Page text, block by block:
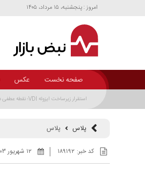
امروز : پنجشنبه، ۱۵ مرداد، ۱۴۰۵
صفحه نخست عکس
پلاس پلاس
کد خبر: ۱۸۹۱۹۲